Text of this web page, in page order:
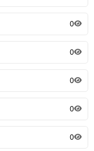
0
0
0
0
0